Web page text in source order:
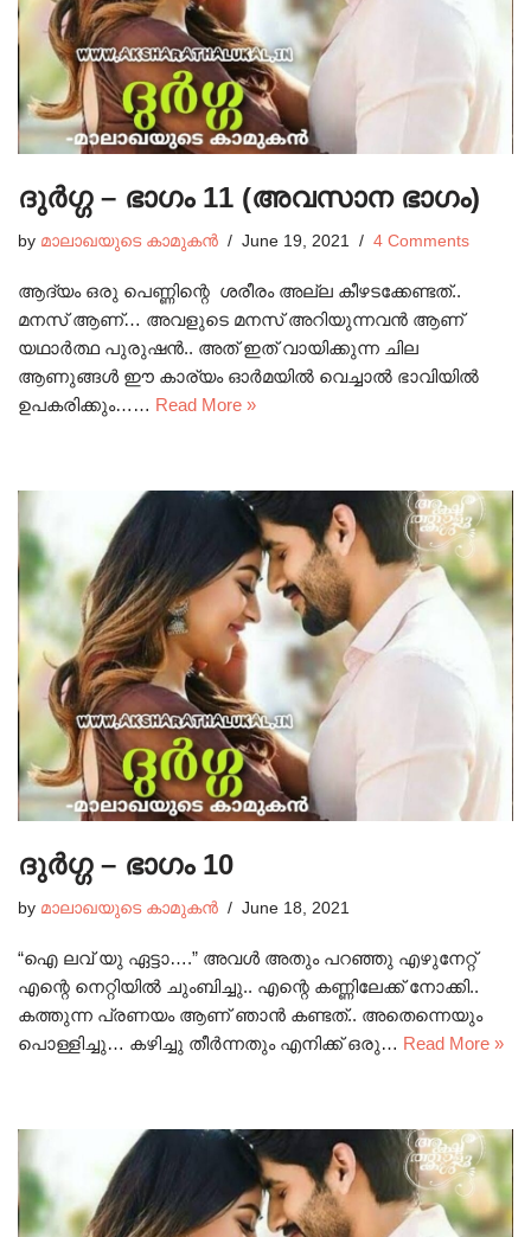
ദുർഗ്ഗ – ഭാഗം 11 (അവസാന ഭാഗം)
by മാലാഖയുടെ കാമുകൻ June 19, 2021 4 Comments
ആദ്യം ഒരു പെണ്ണിന്റെ ശരീരം അല്ല കീഴടക്കേണ്ടത്..
മനസ് ആണ്… അവളുടെ മനസ് അറിയുന്നവൻ ആണ്
യഥാർത്ഥ പുരുഷൻ.. അത് ഇത് വായിക്കുന്ന ചില
ആണുങ്ങൾ ഈ കാര്യം ഓർമയിൽ വെച്ചാൽ ഭാവിയിൽ
ഉപകരിക്കും…… Read More »
ദുർഗ്ഗ – ഭാഗം 10
by മാലാഖയുടെ കാമുകൻ June 18, 2021
“ഐ ലവ് യു ഏട്ടാ….” അവൾ അതും പറഞ്ഞു എഴുനേറ്റ്
എന്റെ നെറ്റിയിൽ ചുംബിച്ചു.. എന്റെ കണ്ണിലേക്ക് നോക്കി..
കത്തുന്ന പ്രണയം ആണ് ഞാൻ കണ്ടത്‌.. അതെന്നെയും
പൊള്ളിച്ചു… കഴിച്ചു തീർന്നതും എനിക്ക് ഒരു… Read More »